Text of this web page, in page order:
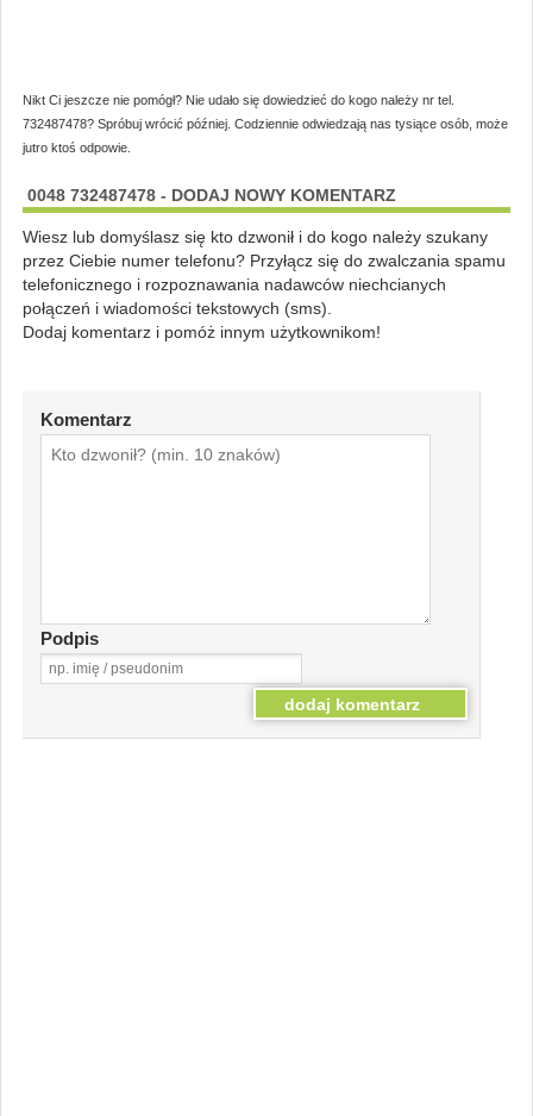
Nikt Ci jeszcze nie pomógł? Nie udało się dowiedzieć do kogo należy nr tel.
732487478? Spróbuj wrócić później. Codziennie odwiedzają nas tysiące osób, może
jutro ktoś odpowie.
0048 732487478 - DODAJ NOWY KOMENTARZ
Wiesz lub domyślasz się kto dzwonił i do kogo należy szukany
przez Ciebie numer telefonu? Przyłącz się do zwalczania spamu
telefonicznego i rozpoznawania nadawców niechcianych
połączeń i wiadomości tekstowych (sms).
Dodaj komentarz i pomóż innym użytkownikom!
Komentarz
Podpis